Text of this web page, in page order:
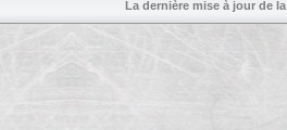
La dernière mise à jour de